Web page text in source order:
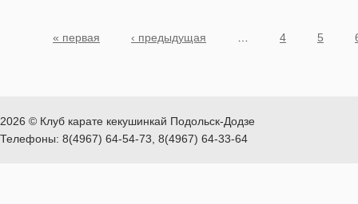
Страницы
« первая ‹ предыдущая 4 5
2026 © Клуб карате кекушинкай Подольск-Додзе
Телефоны: 8(4967) 64-54-73, 8(4967) 64-33-64